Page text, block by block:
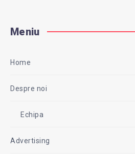
Meniu
Home
Despre noi
Echipa
Advertising